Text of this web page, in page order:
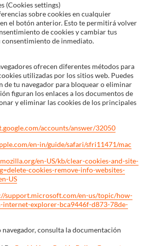
(Cookies settings)
sobre cookies en cualquier
el botón anterior. Esto te permitirá volver
de cookies y cambiar tus
de inmediato.
ofrecen diferentes métodos para
utilizadas por los sitios web. Puedes
de tu navegador para bloquear o eliminar
figuran los enlaces a los documentos de
y eliminar las cookies de los principales
accounts/answer/32050
en-in/guide/safari/sfri11471/mac
en-US/kb/clear-cookies-and-site-
cookies-remove-info-websites-
US
support.microsoft.com/en-us/topic/how-
internet-explorer-bca9446f-d873-78de-
consulta la documentación